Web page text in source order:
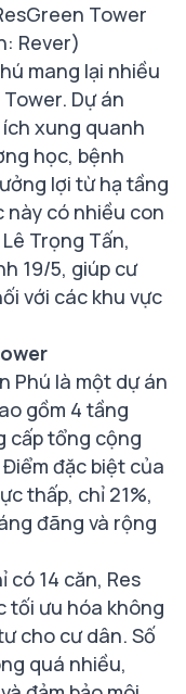
Tower
Rever)
mang lại nhiều
Dự án
xung quanh
học, bệnh
lợi từ hạ tầng
này có nhiều con
Trọng Tấn,
19/5, giúp cư
với các khu vực
Phú là một dự án
gồm 4 tầng
cấp tổng cộng
đặc biệt của
thấp, chỉ 21%,
đãng và rộng
có 14 căn, Res
tối ưu hóa không
cho cư dân. Số
quá nhiều,